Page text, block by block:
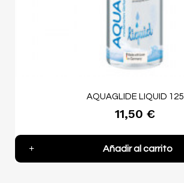
AQUAGLIDE LIQUID 125
11,50 €
Añadir al carrito